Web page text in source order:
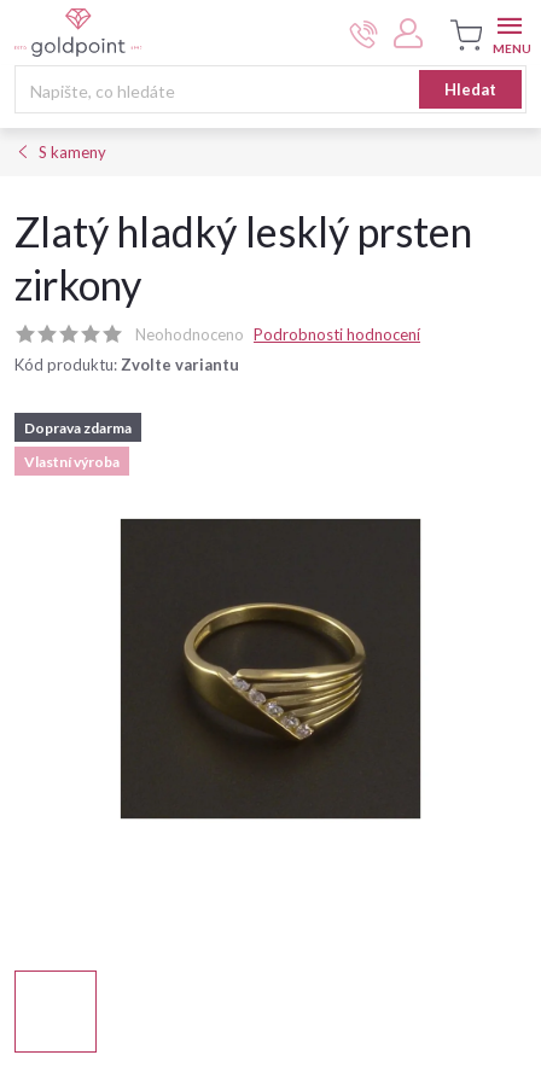
na
Hledat
Nákupní
košík
S kameny
Zlatý hladký lesklý prsten
zirkony
Neohodnoceno Podrobnosti hodnocení
Kód produktu: Zvolte variantu
Doprava zdarma
Vlastní výroba